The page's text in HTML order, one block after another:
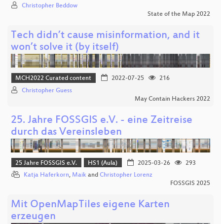
Christopher Beddow
State of the Map 2022
Tech didn’t cause misinformation, and it
won’t solve it (by itself)
MCH2022 Curated content 2022-07-25
216
Christopher Guess
May Contain Hackers 2022
25. Jahre FOSSGIS e.V. - eine Zeitreise
durch das Vereinsleben
25 Jahre FOSSGIS e.V. HS1 (Aula) 2025-03-26
293
Katja Haferkorn, Maik and Christopher Lorenz
FOSSGIS 2025
Mit OpenMapTiles eigene Karten
erzeugen